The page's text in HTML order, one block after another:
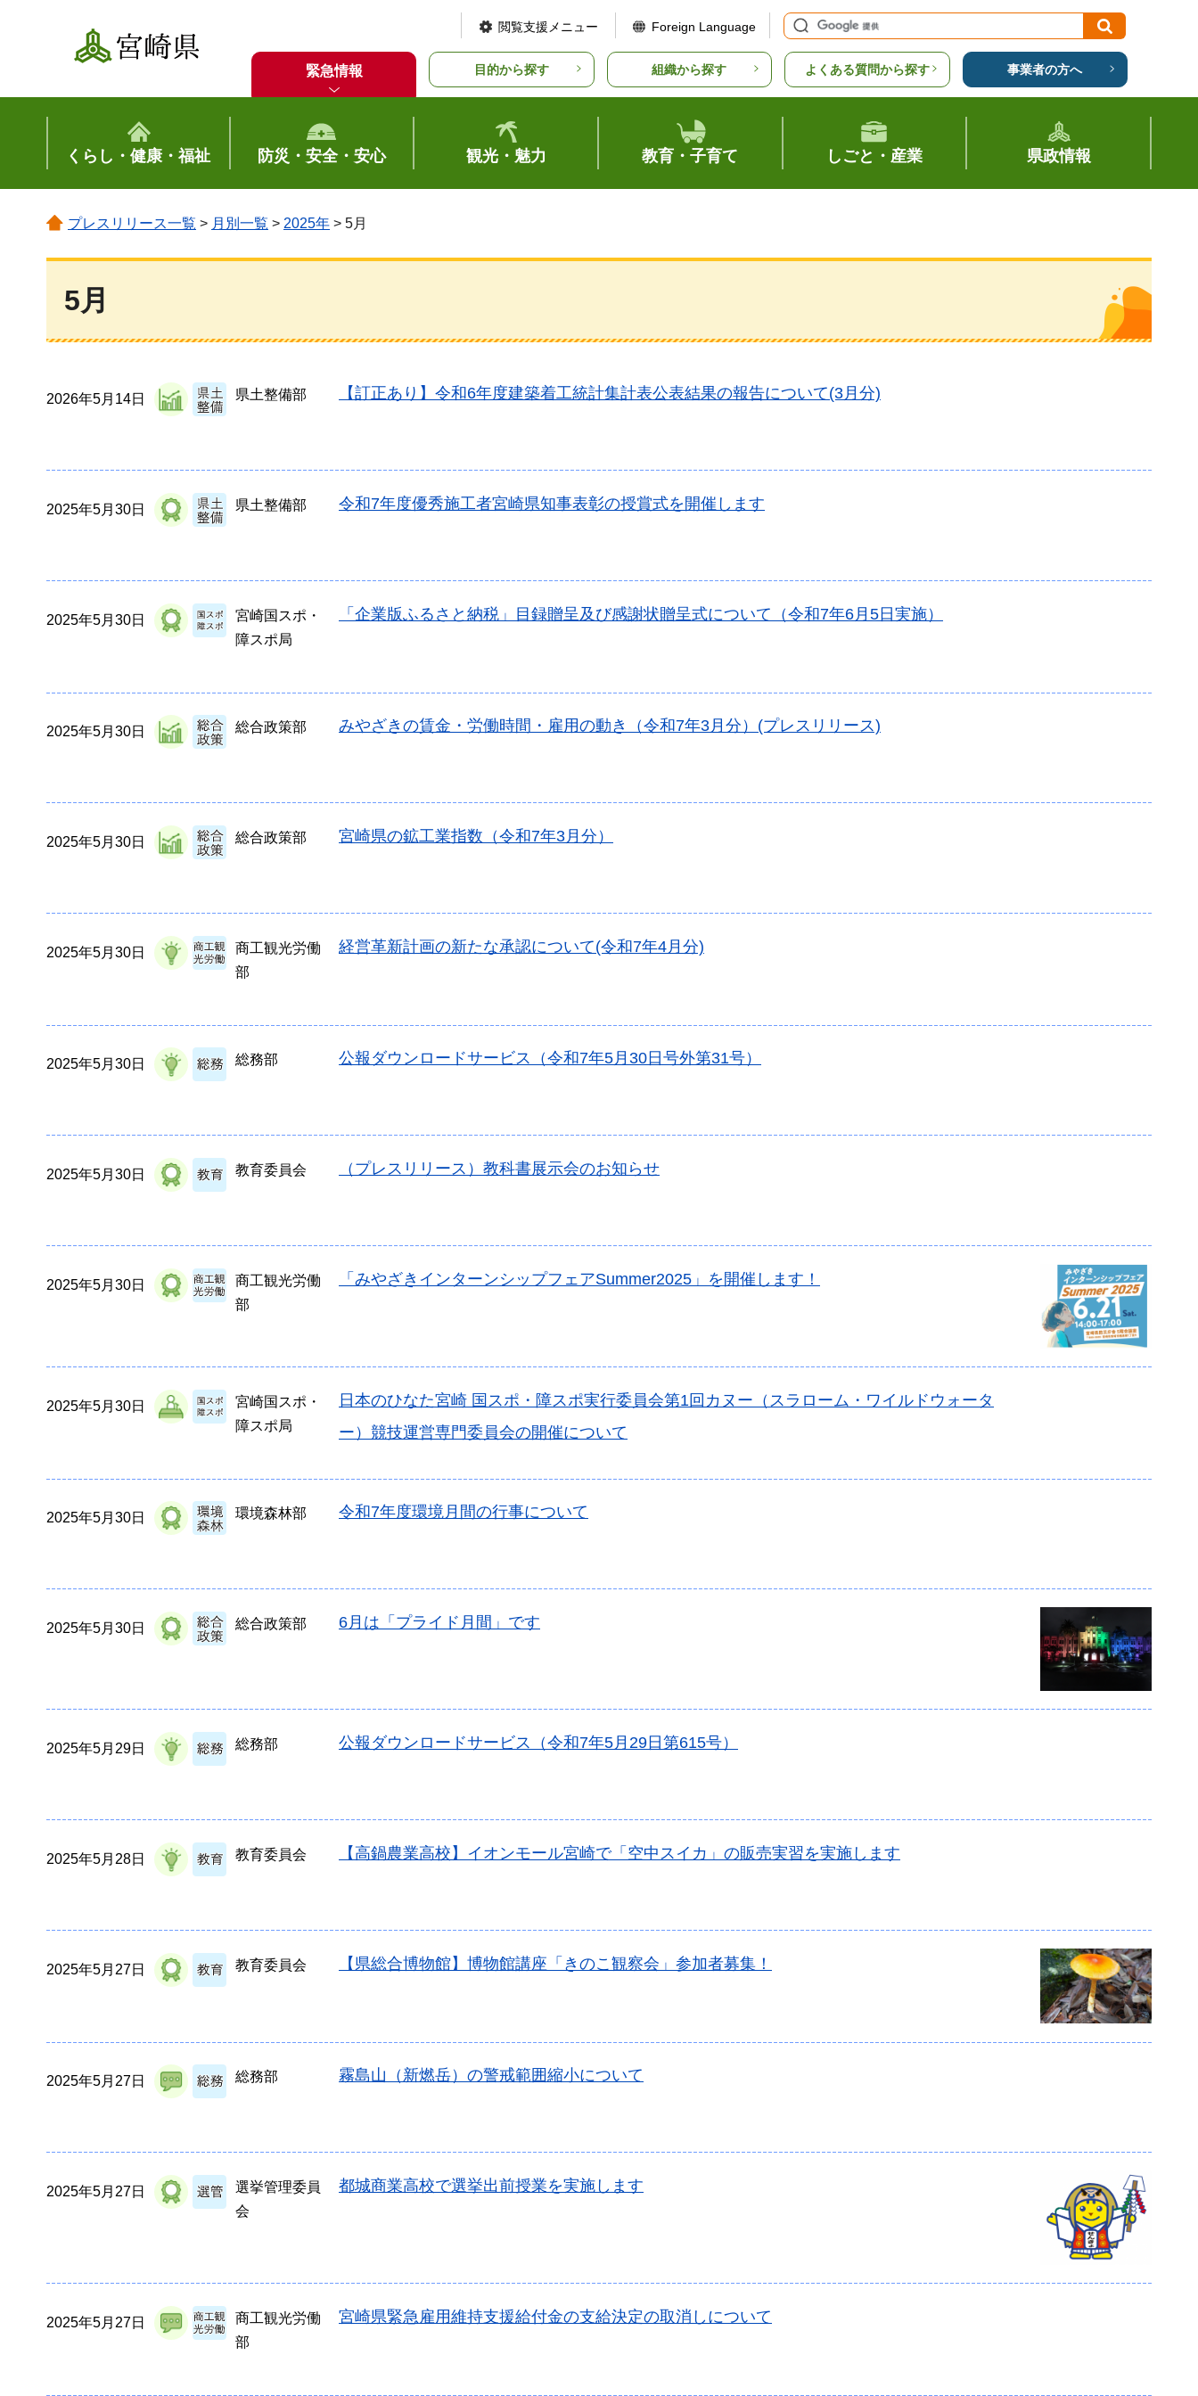
宮崎県
閲覧支援メニュー Foreign Language
緊急情報 目的から探す 組織から探す よくある質問から探す 事業者の方へ
くらし・健康・福祉 防災・安全・安心 観光・魅力 教育・子育て しごと・産業 県政情報
プレスリリース一覧 > 月別一覧 > 2025年 > 5月
5月
2026年5月14日 県土整備部 【訂正あり】令和6年度建築着工統計集計表公表結果の報告について(3月分)
2025年5月30日 県土整備部 令和7年度優秀施工者宮崎県知事表彰の授賞式を開催します
2025年5月30日
宮崎国スポ・
障スポ局
「企業版ふるさと納税」目録贈呈及び感謝状贈呈式について（令和7年6月5日実施）
2025年5月30日 総合政策部 みやざきの賃金・労働時間・雇用の動き（令和7年3月分）(プレスリリース)
2025年5月30日 総合政策部 宮崎県の鉱工業指数（令和7年3月分）
2025年5月30日
商工観光労働
部
経営革新計画の新たな承認について(令和7年4月分)
2025年5月30日 総務部 公報ダウンロードサービス（令和7年5月30日号外第31号）
2025年5月30日 教育委員会 （プレスリリース）教科書展示会のお知らせ
2025年5月30日
商工観光労働
部
「みやざきインターンシップフェアSummer2025」を開催します！
2025年5月30日
宮崎国スポ・
障スポ局
日本のひなた宮崎 国スポ・障スポ実行委員会第1回カヌー（スラローム・ワイルドウォータ
ー）競技運営専門委員会の開催について
2025年5月30日 環境森林部 令和7年度環境月間の行事について
2025年5月30日 総合政策部 6月は「プライド月間」です
2025年5月29日 総務部 公報ダウンロードサービス（令和7年5月29日第615号）
2025年5月28日 教育委員会 【高鍋農業高校】イオンモール宮崎で「空中スイカ」の販売実習を実施します
2025年5月27日 教育委員会 【県総合博物館】博物館講座「きのこ観察会」参加者募集！
2025年5月27日 総務部 霧島山（新燃岳）の警戒範囲縮小について
2025年5月27日
選挙管理委員
会
都城商業高校で選挙出前授業を実施します
2025年5月27日
商工観光労働
部
宮崎県緊急雇用維持支援給付金の支給決定の取消しについて